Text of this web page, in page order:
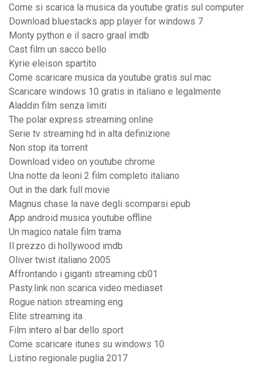
Come si scarica la musica da youtube gratis sul computer
Download bluestacks app player for windows 7
Monty python e il sacro graal imdb
Cast film un sacco bello
Kyrie eleison spartito
Come scaricare musica da youtube gratis sul mac
Scaricare windows 10 gratis in italiano e legalmente
Aladdin film senza limiti
The polar express streaming online
Serie tv streaming hd in alta definizione
Non stop ita torrent
Download video on youtube chrome
Una notte da leoni 2 film completo italiano
Out in the dark full movie
Magnus chase la nave degli scomparsi epub
App android musica youtube offline
Un magico natale film trama
Il prezzo di hollywood imdb
Oliver twist italiano 2005
Affrontando i giganti streaming cb01
Pasty.link non scarica video mediaset
Rogue nation streaming eng
Elite streaming ita
Film intero al bar dello sport
Come scaricare itunes su windows 10
Listino regionale puglia 2017